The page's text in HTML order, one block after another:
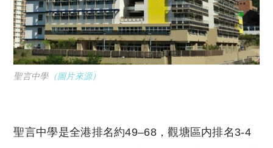
聖言中學（圖片來源）
聖言中學是全港排名約49–68，觀塘區内排名3-4